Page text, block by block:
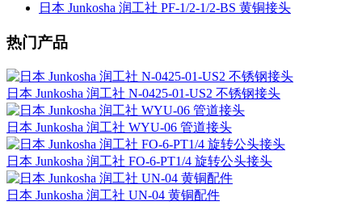
日本 Junkosha 润工社 PF-1/2-1/2-BS 黄铜接头
热门产品
日本 Junkosha 润工社 N-0425-01-US2 不锈钢接头
日本 Junkosha 润工社 WYU-06 管道接头
日本 Junkosha 润工社 FO-6-PT1/4 旋转公头接头
日本 Junkosha 润工社 UN-04 黄铜配件